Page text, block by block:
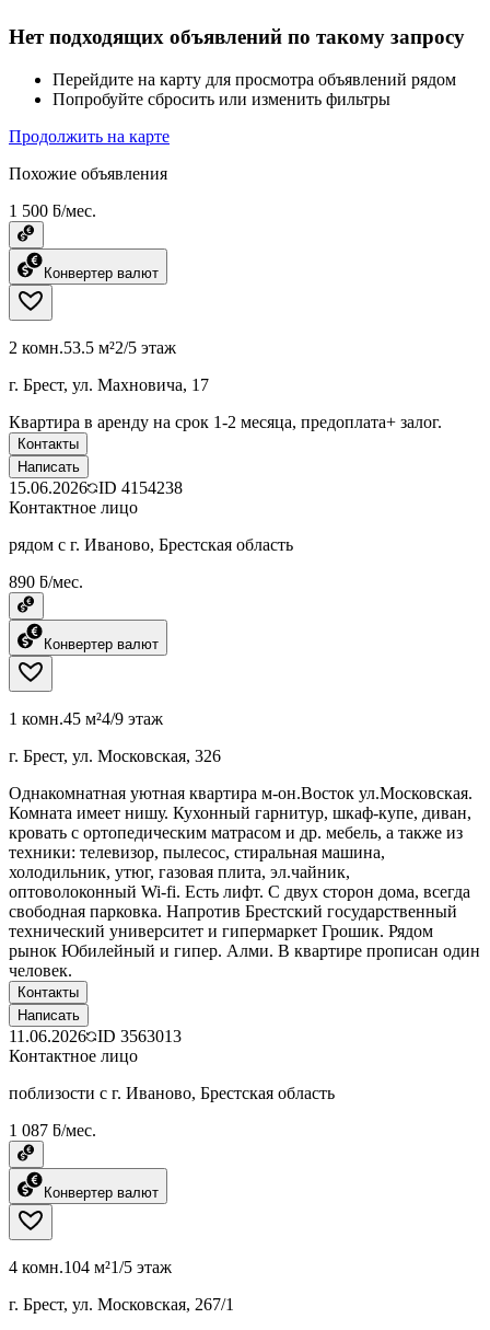
Нет подходящих объявлений по такому запросу
Перейдите на карту для просмотра объявлений рядом
Попробуйте сбросить или изменить фильтры
Продолжить на карте
Похожие объявления
1 500 ƃ/мес.
Конвертер валют
2 комн.53.5 м²2/5 этаж
г. Брест, ул. Махновича, 17
Квартира в аренду на срок 1-2 месяца, предоплата+ залог.
Контакты
Написать
15.06.2026 ID 4154238
Контактное лицо
рядом с г. Иваново, Брестская область
890 ƃ/мес.
Конвертер валют
1 комн.45 м²4/9 этаж
г. Брест, ул. Московская, 326
Однакомнатная уютная квартира м-он.Восток ул.Московская.
Комната имеет нишу. Кухонный гарнитур, шкаф-купе, диван,
кровать с ортопедическим матрасом и др. мебель, а также из
техники: телевизор, пылесос, стиральная машина,
холодильник, утюг, газовая плита, эл.чайник,
оптоволоконный Wi-fi. Есть лифт. С двух сторон дома, всегда
свободная парковка. Напротив Брестский государственный
технический университет и гипермаркет Грошик. Рядом
рынок Юбилейный и гипер. Алми. В квартире прописан один
человек.
Контакты
Написать
11.06.2026 ID 3563013
Контактное лицо
поблизости с г. Иваново, Брестская область
1 087 ƃ/мес.
Конвертер валют
4 комн.104 м²1/5 этаж
г. Брест, ул. Московская, 267/1